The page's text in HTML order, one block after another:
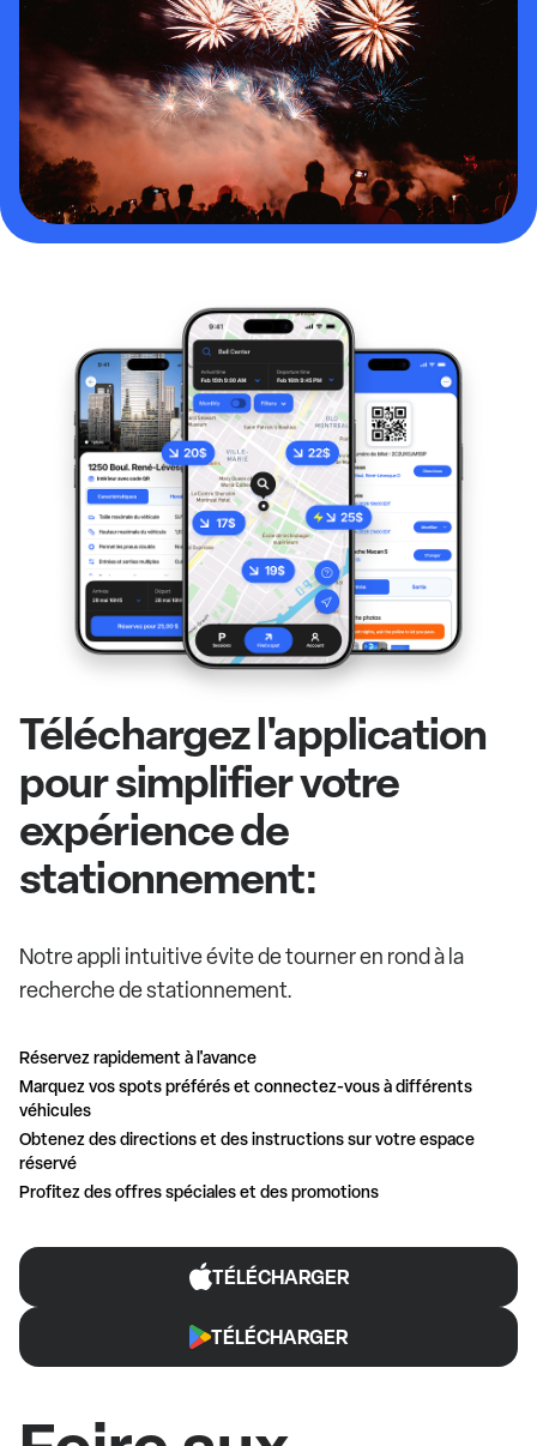
Téléchargez l'application
pour simplifier votre
expérience de
stationnement:
Notre appli intuitive évite de tourner en rond à la
recherche de stationnement.
Réservez rapidement à l'avance
Marquez vos spots préférés et connectez-vous à différents
véhicules
Obtenez des directions et des instructions sur votre espace
réservé
Profitez des offres spéciales et des promotions
TÉLÉCHARGER
TÉLÉCHARGER